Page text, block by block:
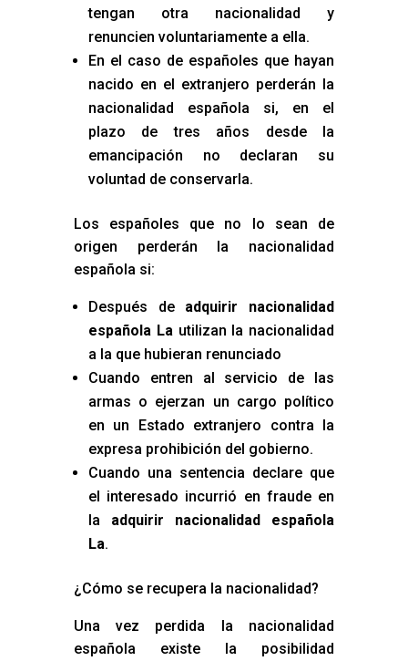
tengan otra nacionalidad y
renuncien voluntariamente a ella.
En el caso de españoles que hayan
nacido en el extranjero perderán la
nacionalidad española si, en el
plazo de tres años desde la
emancipación no declaran su
voluntad de conservarla.
Los españoles que no lo sean de
origen perderán la nacionalidad
española si:
Después de adquirir nacionalidad
española Lautilizan la nacionalidad
a la que hubieran renunciado
Cuando entren al servicio de las
armas o ejerzan un cargo político
en un Estado extranjero contra la
expresa prohibición del gobierno.
Cuando una sentencia declare que
el interesado incurrió en fraude en
la adquirir nacionalidad española
La.
¿Cómo se recupera la nacionalidad?
Una vez perdida la nacionalidad
española existe la posibilidad